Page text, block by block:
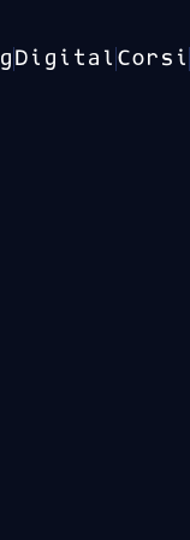
Digital Corsi